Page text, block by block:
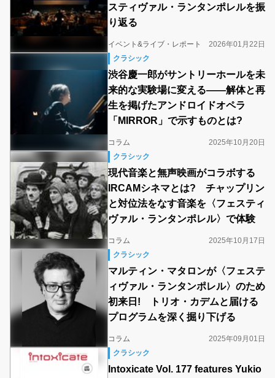
スティヴァル・ランタンポレルを振
り返る
イベント&ライブ・レポート
2026年01月22日
クラシック
渋谷慶一郎がサントリーホールを未
来的な実験場に変える――解体と再
生を掲げたアンドロイドオペラ
「MIRROR」で示すものとは?
コラム
2025年10月20日
クラシック
現代音楽と無声映画がコラボする
IRCAMシネマとは? チャップリン
と対位法をなす音楽を〈フェスティ
ヴァル・ランタンポレル〉で体験
コラム
2025年10月17日
クラシック
マルティン・マタロンが〈フェステ
ィヴァル・ランタンポレル〉のため
初来日! トリオ・カデムと届ける
プログラムを深く掘り下げる
コラム
2025年09月01日
クラシック
Intoxicate Vol. 177 features Yukio